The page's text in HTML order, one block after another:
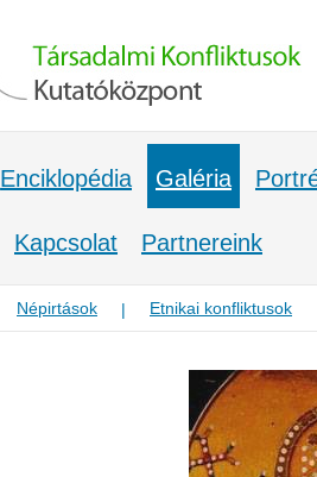
Enciklopédia Galéria
Kapcsolat Partnereink
Népirtások | Etnikai konfliktusok